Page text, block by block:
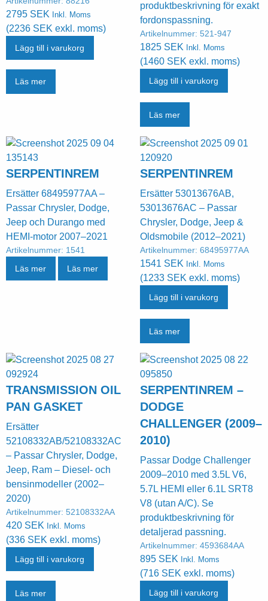
2795 SEK Inkl. Moms
(2236 SEK exkl. moms)
Lägg till i varukorg
Läs mer
produktbeskrivning för exakt
fordonspassning.
Artikelnummer: 521-947
1825 SEK Inkl. Moms
(1460 SEK exkl. moms)
Lägg till i varukorg
Läs mer
SERPENTINREM
Ersätter 68495977AA –
Passar Chrysler, Dodge,
Jeep och Durango med
HEMI‑motor 2007–2021
Artikelnummer: 1541
Läs mer
Läs mer
SERPENTINREM
Ersätter 53013676AB,
53013676AC – Passar
Chrysler, Dodge, Jeep &
Oldsmobile (2012–2021)
Artikelnummer: 68495977AA
1541 SEK Inkl. Moms
(1233 SEK exkl. moms)
Lägg till i varukorg
Läs mer
TRANSMISSION OIL
PAN GASKET
Ersätter
52108332AB/52108332AC
– Passar Chrysler, Dodge,
Jeep, Ram – Diesel- och
bensinmodeller (2002–
2020)
Artikelnummer: 52108332AA
420 SEK Inkl. Moms
(336 SEK exkl. moms)
Lägg till i varukorg
Läs mer
SERPENTINREM –
DODGE
CHALLENGER (2009–
2010)
Passar Dodge Challenger
2009–2010 med 3.5L V6,
5.7L HEMI eller 6.1L SRT8
V8 (utan A/C). Se
produktbeskrivning för
detaljerad passning.
Artikelnummer: 4593684AA
895 SEK Inkl. Moms
(716 SEK exkl. moms)
Lägg till i varukorg